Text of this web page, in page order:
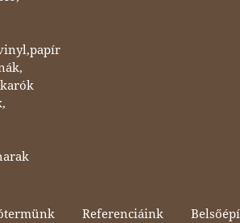
Referenciáink